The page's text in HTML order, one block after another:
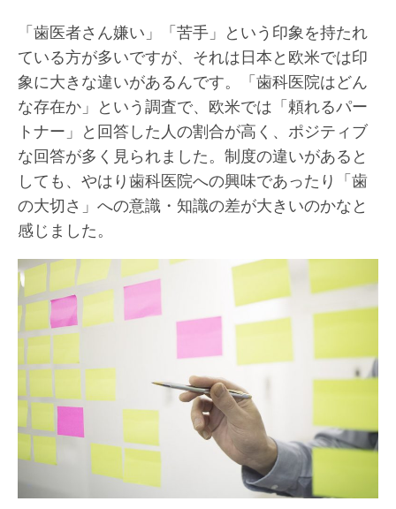
「歯医者さん嫌い」「苦手」という印象を持たれ
ている方が多いですが、それは日本と欧米では印
象に大きな違いがあるんです。「歯科医院はどん
な存在か」という調査で、欧米では「頼れるパー
トナー」と回答した人の割合が高く、ポジティブ
な回答が多く見られました。制度の違いがあると
しても、やはり歯科医院への興味であったり「歯
の大切さ」への意識・知識の差が大きいのかなと
感じました。